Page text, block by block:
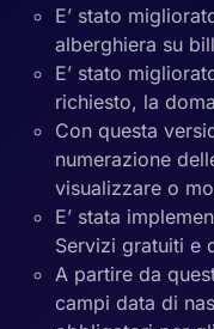
E’ stato
alberghiera su
E’ stato
richiesto, la
Con questa
numerazione
visualizzare o
E’ stata
Servizi gratuiti e
A partire da
campi data di